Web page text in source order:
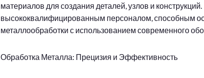
материалов для создания деталей, узлов и
высококвалифицированным персоналом, способным
металлообработки с использованием современного
Обработка Металла: Прецизия и Эффективность